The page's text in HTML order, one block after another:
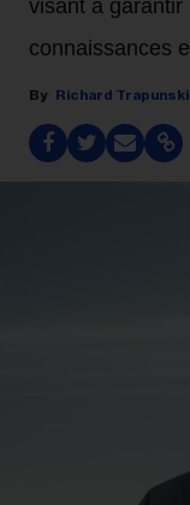
visant à garantir
connaissances
Richard Trapunski